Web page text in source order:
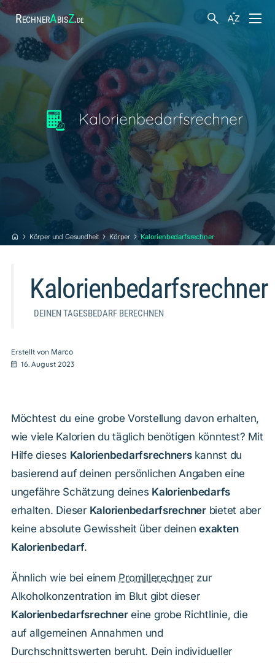
RechnerAbisZ.de
Finanzen
Körper und Gesundheit
Hobby und Freizeit
Arbeit
Steuern
Sonstiges
Suche
Körper und Gesundheit Körper Kalorienbedarfsrechner
Kalorienbedarfsrechner
Kalorienbedarfsrechner
DEINEN TAGESBEDARF BERECHNEN
Erstellt von Marco
16. August 2023
Möchtest du eine grobe Vorstellung davon erhalten,
wie viele Kalorien du täglich benötigen könntest? Mit
Hilfe dieses Kalorienbedarfsrechnerskannst du
basierend auf deinen persönlichen Angaben eine
ungefähre Schätzung deines Kalorienbedarfs
erhalten. Dieser Kalorienbedarfsrechnerbietet aber
keine absolute Gewissheit über deinenexakten
Kalorienbedarf.
Ähnlich wie bei einem Promillerechnerzur
Alkoholkonzentration im Blut gibt dieser
Kalorienbedarfsrechnereine grobe Richtlinie, die
auf allgemeinen Annahmen und
Durchschnittswerten beruht. Dein individueller